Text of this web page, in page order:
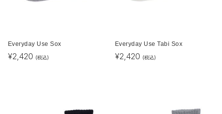
Everyday Use Sox
¥2,420 (税込)
Everyday Use Tabi Sox
¥2,420 (税込)